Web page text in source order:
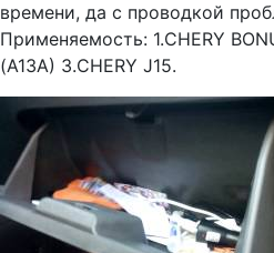
времени, да с проводкой
Применяемость: 1.CHERY
(A13A) 3.CHERY J15.